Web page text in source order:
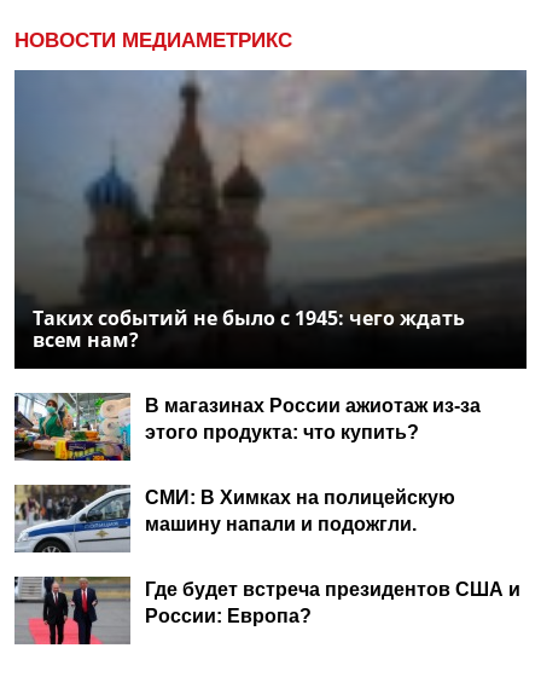
НОВОСТИ МЕДИАМЕТРИКС
Таких событий не было с 1945: чего ждать
всем нам?
В магазинах России ажиотаж из-за
этого продукта: что купить?
СМИ: В Химках на полицейскую
машину напали и подожгли.
Где будет встреча президентов США и
России: Европа?